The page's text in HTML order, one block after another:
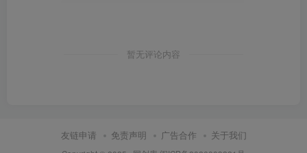
暂无评论内容
友链申请 免责声明 广告合作 关于我们